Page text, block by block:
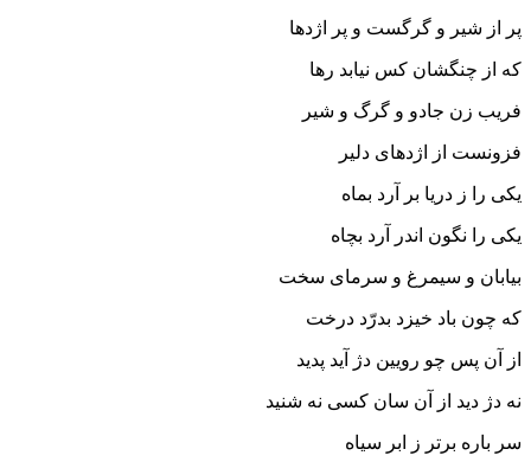
پر از شیر و گرگست و پر اژدها
که از چنگشان کس نیابد رها
فریب زن جادو و گرگ و شیر
فزونست از اژدهاى دلیر
یکى را ز دریا بر آرد بماه
یکى را نگون اندر آرد بچاه‏
بیابان و سیمرغ و سرماى سخت
که چون باد خیزد بدرّد درخت‏
از آن پس چو رویین دژ آید پدید
نه دژ دید از آن سان کسى نه شنید
سر باره برتر ز ابر سیاه